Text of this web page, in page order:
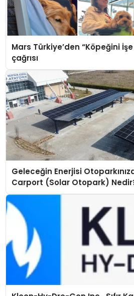
Mars Türkiye’den “Köpeğini
çağrısı
Geleceğin Enerjisi
Carport (Solar Otopark)